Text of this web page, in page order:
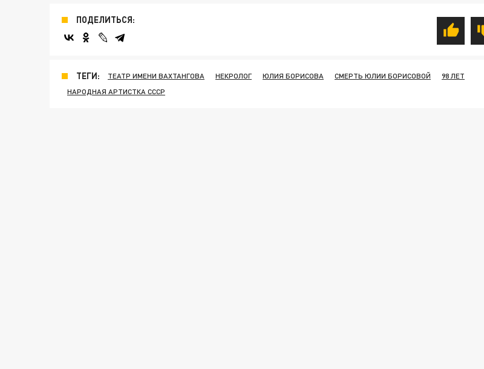
ПОДЕЛИТЬСЯ:
ТЕГИ: ТЕАТР ИМЕНИ ВАХТАНГОВА НЕКРОЛОГ ЮЛИЯ БОРИСОВА СМЕРТЬ ЮЛИИ БОРИСОВОЙ
98 ЛЕТ
НАРОДНАЯ АРТИСТКА СССР